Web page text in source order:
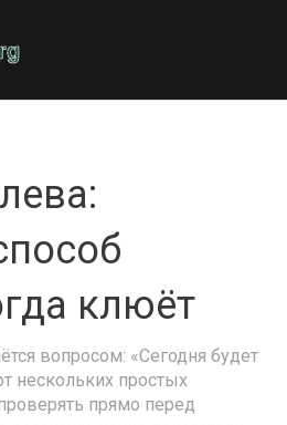
клюёт
вопросом: «Сегодня будет
нескольких простых
прямо перед